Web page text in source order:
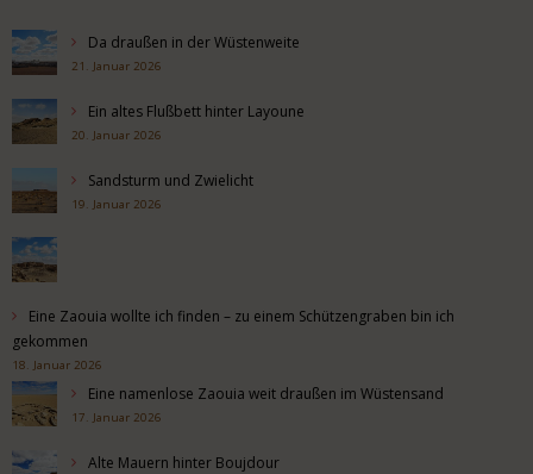
Da draußen in der Wüstenweite
21. Januar 2026
Ein altes Flußbett hinter Layoune
20. Januar 2026
Sandsturm und Zwielicht
19. Januar 2026
Eine Zaouia wollte ich finden – zu einem Schützengraben bin ich
gekommen
18. Januar 2026
Eine namenlose Zaouia weit draußen im Wüstensand
17. Januar 2026
Alte Mauern hinter Boujdour